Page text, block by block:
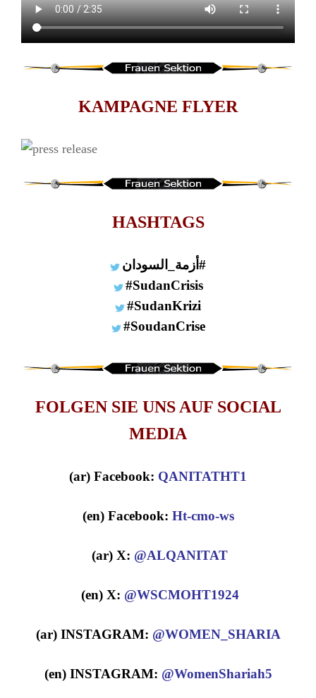
KAMPAGNE FLYER
HASHTAGS
#أزمة_السودان
#SudanCrisis
#SudanKrizi
#SoudanCrise
FOLGEN SIE UNS AUF SOCIAL
MEDIA
(ar) Facebook: QANITATHT1
(en) Facebook: Ht-cmo-ws
(ar) X: @ALQANITAT
(en) X: @WSCMOHT1924
(ar) INSTAGRAM: @WOMEN_SHARIA
(en) INSTAGRAM: @WomenShariah5